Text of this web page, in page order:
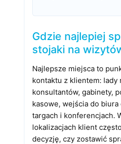
Gdzie najlepiej
stojaki na
Najlepsze miejsca to
kontaktu z klientem:
konsultantów, gabinety,
kasowe, wejścia do
targach i konferencjach.
lokalizacjach klient
decyzję, czy zostawić